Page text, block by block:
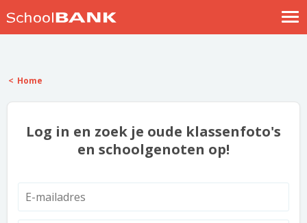
Help
Home
Log in en zoek je oude klassenfoto's
en schoolgenoten op!